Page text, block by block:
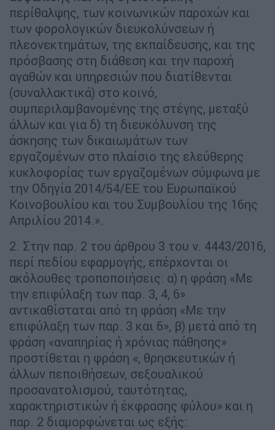
περίθαλψης, των κοινωνικών παροχών και
των φορολογικών διευκολύνσεων ή
πλεονεκτημάτων, της εκπαίδευσης, και της
πρόσβασης στη διάθεση και την παροχή
αγαθών και υπηρεσιών που διατίθενται
(συναλλακτικά) στο κοινό,
συμπεριλαμβανομένης της στέγης, μεταξύ
άλλων και για δ) τη διευκόλυνση της
άσκησης των δικαιωμάτων των
εργαζομένων στο πλαίσιο της ελεύθερης
κυκλοφορίας των εργαζομένων σύμφωνα με
την Οδηγία 2014/54/ΕΕ του Ευρωπαϊκού
Κοινοβουλίου και του Συμβουλίου της 16ης
Απριλίου 2014.».
2. Στην παρ. 2 του άρθρου 3 του ν. 4443/2016,
περί πεδίου εφαρμογής, επέρχονται οι
ακόλουθες τροποποιήσεις: α) η φράση «Με
την επιφύλαξη των παρ. 3, 4, 6»
αντικαθίσταται από τη φράση «Με την
επιφύλαξη των παρ. 3 και 6», β) μετά από τη
φράση «αναπηρίας ή χρόνιας πάθησης»
προστίθεται η φράση «, θρησκευτικών ή
άλλων πεποιθήσεων, σεξουαλικού
προσανατολισμού, ταυτότητας,
χαρακτηριστικών ή έκφρασης φύλου» και η
παρ. 2 διαμορφώνεται ως εξής: